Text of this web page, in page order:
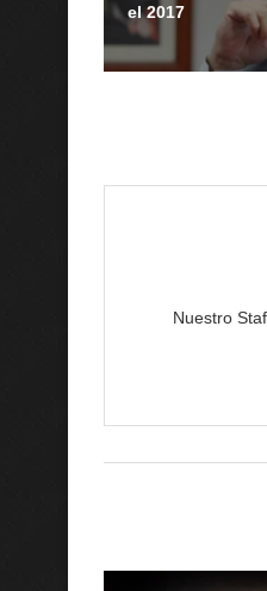
el 2017
Nuestro